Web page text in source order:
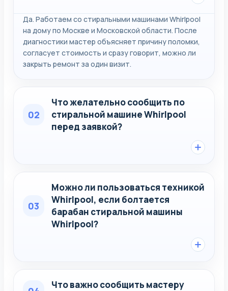
Да. Работаем со стиральными машинами Whirlpool
на дому по Москве и Московской области. После
диагностики мастер объясняет причину поломки,
согласует стоимость и сразу говорит, можно ли
закрыть ремонт за один визит.
02
Что желательно сообщить по
стиральной машине Whirlpool
перед заявкой?
03
Можно ли пользоваться техникой
Whirlpool, если болтается
барабан стиральной машины
Whirlpool?
Что важно сообщить мастеру